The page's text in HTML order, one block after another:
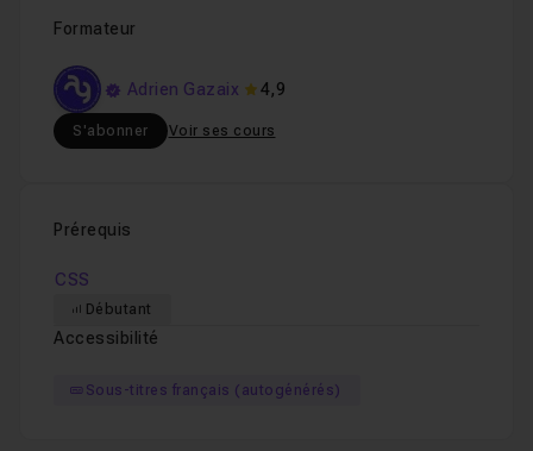
Formateur
Adrien Gazaix 4,9
S'abonner Voir ses cours
Prérequis
CSS
Débutant
Accessibilité
Sous-titres français (autogénérés)